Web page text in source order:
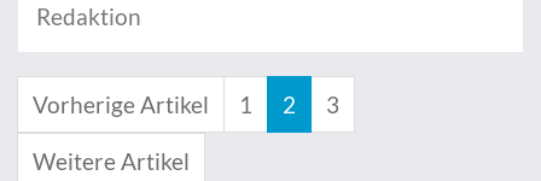
Redaktion
Vorherige Artikel 1 2 3
Weitere Artikel